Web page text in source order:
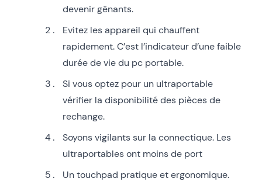
devenir gênants.
Evitez les appareil qui chauffent
rapidement. C’est l’indicateur d’une faible
durée de vie du pc portable.
Si vous optez pour un ultraportable
vérifier la disponibilité des pièces de
rechange.
Soyons vigilants sur la connectique. Les
ultraportables ont moins de port
Un touchpad pratique et ergonomique.